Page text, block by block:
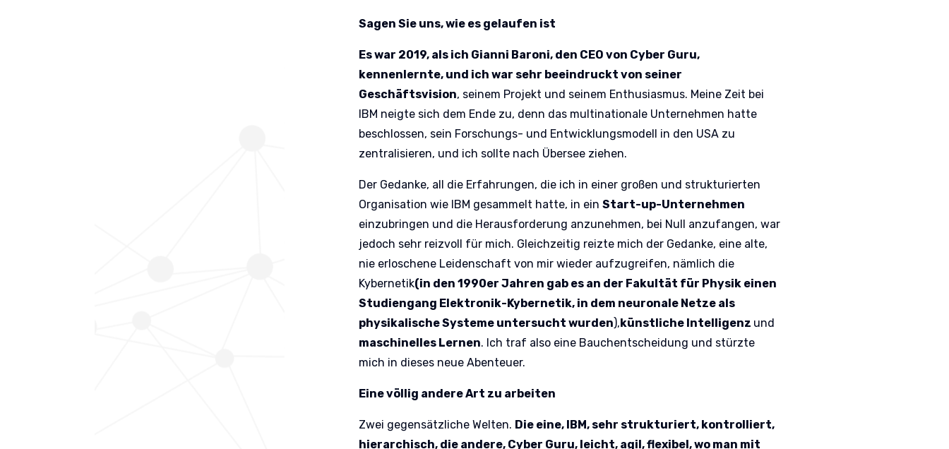
Sagen Sie uns, wie es gelaufen ist
Es war 2019, als ich Gianni Baroni, den CEO von Cyber Guru,
kennenlernte, und ich war sehr beeindruckt von seiner
Geschäftsvision, seinem Projekt und seinem Enthusiasmus. Meine Zeit bei
IBM neigte sich dem Ende zu, denn das multinationale Unternehmen hatte
beschlossen, sein Forschungs- und Entwicklungsmodell in den USA zu
zentralisieren, und ich sollte nach Übersee ziehen.
Der Gedanke, all die Erfahrungen, die ich in einer großen und strukturierten
Organisation wie IBM gesammelt hatte, in ein Start-up-Unternehmen
einzubringen und die Herausforderung anzunehmen, bei Null anzufangen, war
jedoch sehr reizvoll für mich. Gleichzeitig reizte mich der Gedanke, eine alte,
nie erloschene Leidenschaft von mir wieder aufzugreifen, nämlich die
Kybernetik(in den 1990er Jahren gab es an der Fakultät für Physik einen
Studiengang Elektronik-Kybernetik, in dem neuronale Netze als
physikalische Systeme untersucht wurden),künstliche Intelligenz und
maschinelles Lernen. Ich traf also eine Bauchentscheidung und stürzte
mich in dieses neue Abenteuer.
Eine völlig andere Art zu arbeiten
Zwei gegensätzliche Welten. Die eine, IBM, sehr strukturiert, kontrolliert,
hierarchisch, die andere, Cyber Guru, leicht, agil, flexibel, wo man mit